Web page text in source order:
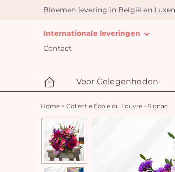
Bloemen levering in België en
Internationale leveringen
Contact
Voor Gelegenheden
Home > Collectie École du Louvre - Signac